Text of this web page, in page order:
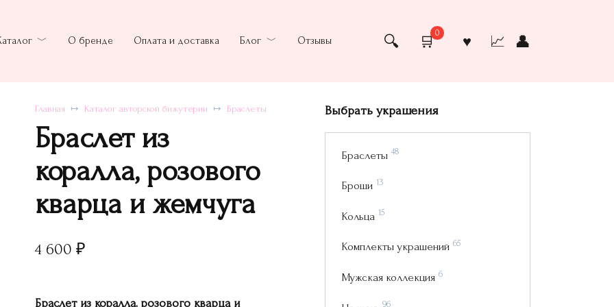
О бренде Оплата и доставка Блог Отзывы
0
Главная Каталог авторской бижутерии Браслеты
Браслет из
коралла, розового
кварца и жемчуга
4 600 ₽
Браслет из коралла, розового кварца и
Выбрать украшения
Браслеты 48
Броши 13
Кольца 15
Комплекты украшений 65
Мужская коллекция 6
96